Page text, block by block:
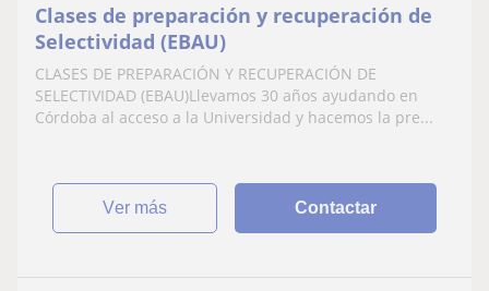
Clases de preparación y recuperación de
Selectividad (EBAU)
CLASES DE PREPARACIÓN Y RECUPERACIÓN DE
SELECTIVIDAD (EBAU)Llevamos 30 años ayudando en
Córdoba al acceso a la Universidad y hacemos la pre...
ver más Contactar